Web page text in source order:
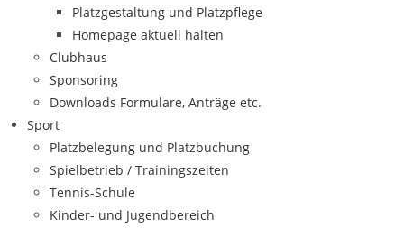
Platzgestaltung und Platzpflege
Homepage aktuell halten
Clubhaus
Sponsoring
Downloads Formulare, Anträge etc.
Sport
Platzbelegung und Platzbuchung
Spielbetrieb / Trainingszeiten
Tennis-Schule
Kinder- und Jugendbereich